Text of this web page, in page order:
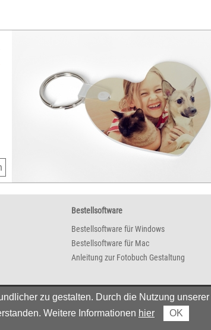
Bestellsoftware
Bestellsoftware für Windows
Bestellsoftware für Mac
Anleitung zur Fotobuch Gestaltung
zu gestalten. Durch die Nutzung
Weitere Informationen hier OK